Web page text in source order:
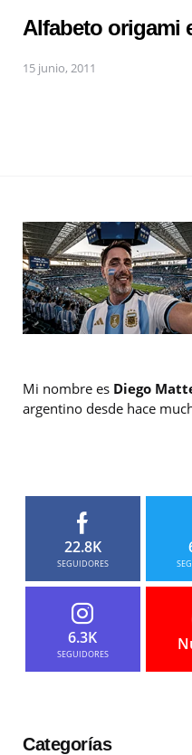
Alfabeto origami
15 junio, 2011
Mi nombre es Diego
argentino desde hace
22.8K
SEGUIDORES
6.3K
SEGUIDORES
Categorías